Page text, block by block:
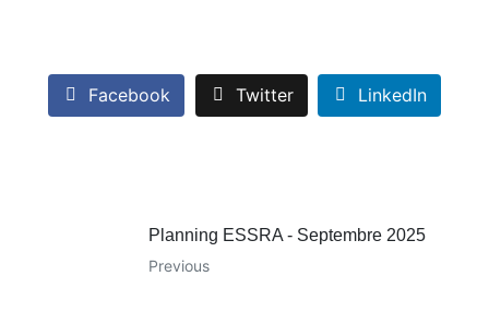
Facebook Twitter LinkedIn
Planning ESSRA - Septembre 2025
Previous